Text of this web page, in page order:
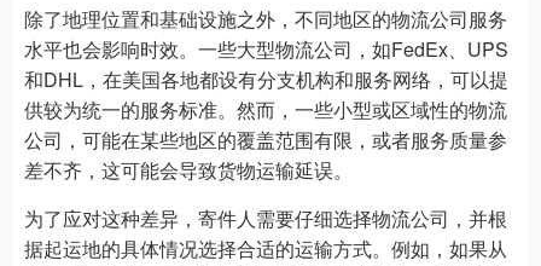
除了地理位置和基础设施之外，不同地区的物流公司服务
水平也会影响时效。一些大型物流公司，如FedEx、UPS
和DHL，在美国各地都设有分支机构和服务网络，可以提
供较为统一的服务标准。然而，一些小型或区域性的物流
公司，可能在某些地区的覆盖范围有限，或者服务质量参
差不齐，这可能会导致货物运输延误。
为了应对这种差异，寄件人需要仔细选择物流公司，并根
据起运地的具体情况选择合适的运输方式。例如，如果从